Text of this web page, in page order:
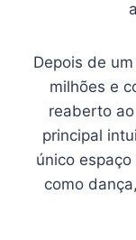
Depois de
milhões e
reaberto
principal
único
como